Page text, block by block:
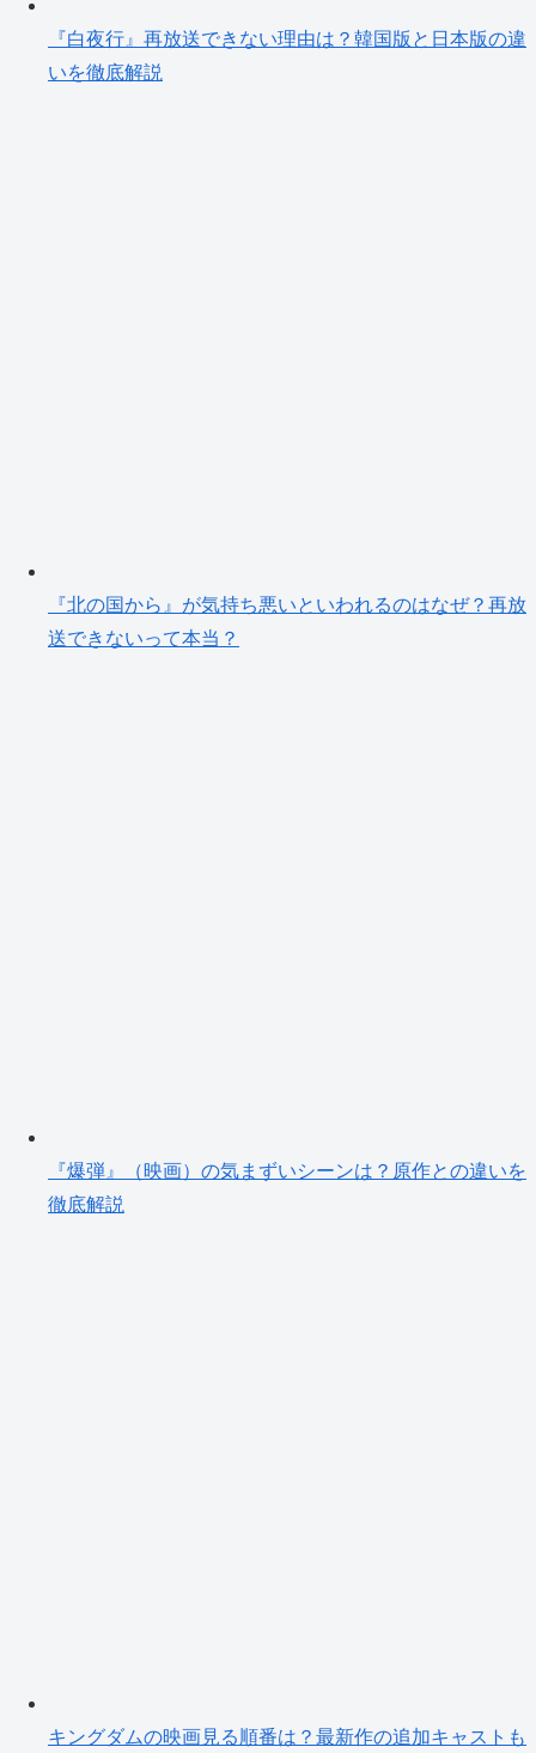
『白夜行』再放送できない理由は？韓国版と日本版の違
いを徹底解説
『北の国から』が気持ち悪いといわれるのはなぜ？再放
送できないって本当？
『爆弾』（映画）の気まずいシーンは？原作との違いを
徹底解説
キングダムの映画見る順番は？最新作の追加キャストも